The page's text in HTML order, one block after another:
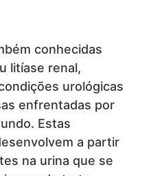
conhecidas
litíase renal,
urológicas
enfrentadas por
Estas
a partir
na urina que se